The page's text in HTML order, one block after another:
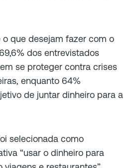
o que desejam fazer com o
dos entrevistados
se proteger contra crises
enquanto 64%
de juntar dinheiro para a
selecionada como
“usar o dinheiro para